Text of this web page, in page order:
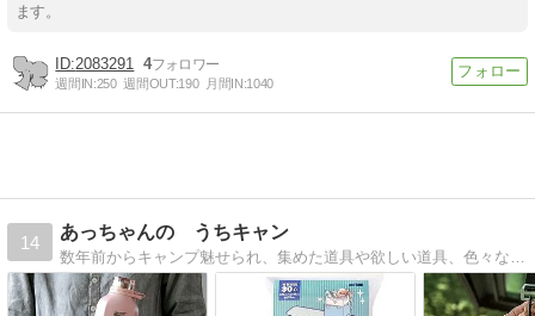
ます。
2083291 4
週間IN:250 週間OUT:190 月間IN:1040
14
あっちゃんの うちキャン